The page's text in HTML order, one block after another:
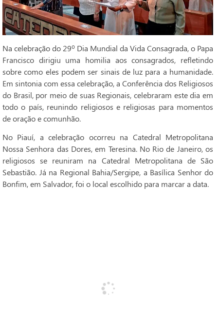
Na celebração do 29º Dia Mundial da Vida Consagrada, o Papa
Francisco dirigiu uma homilia aos consagrados, refletindo
sobre como eles podem ser sinais de luz para a humanidade.
Em sintonia com essa celebração, a Conferência dos Religiosos
do Brasil, por meio de suas Regionais, celebraram este dia em
todo o país, reunindo religiosos e religiosas para momentos
de oração e comunhão.
No Piauí, a celebração ocorreu na Catedral Metropolitana
Nossa Senhora das Dores, em Teresina. No Rio de Janeiro, os
religiosos se reuniram na Catedral Metropolitana de São
Sebastião. Já na Regional Bahia/Sergipe, a Basílica Senhor do
Bonfim, em Salvador, foi o local escolhido para marcar a data.